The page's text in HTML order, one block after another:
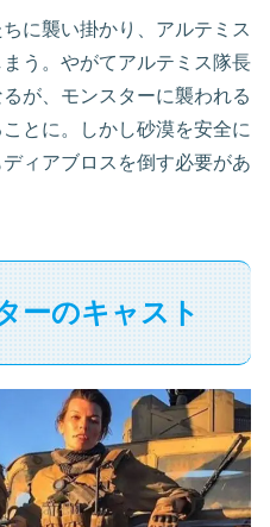
に襲い掛かり、アルテミス
う。やがてアルテミス隊長
が、モンスターに襲われる
とに。しかし砂漠を安全に
ィアブロスを倒す必要があ
ーのキャスト